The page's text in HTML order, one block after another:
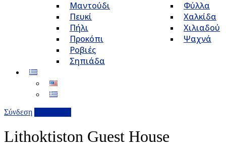
Μαντούδι
Πευκί
Πήλι
Προκόπι
Ροβιές
Σηπιάδα
Φύλλα
Χαλκίδα
Χιλιαδού
Ψαχνά
Σύνδεση
Lithoktiston Guest House